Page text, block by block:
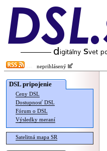
neprihlásený
DSL pripojenie
Ceny DSL
Dostupnosť DSL
Fórum o DSL
Výsledky meraní
Satelitná mapa SR